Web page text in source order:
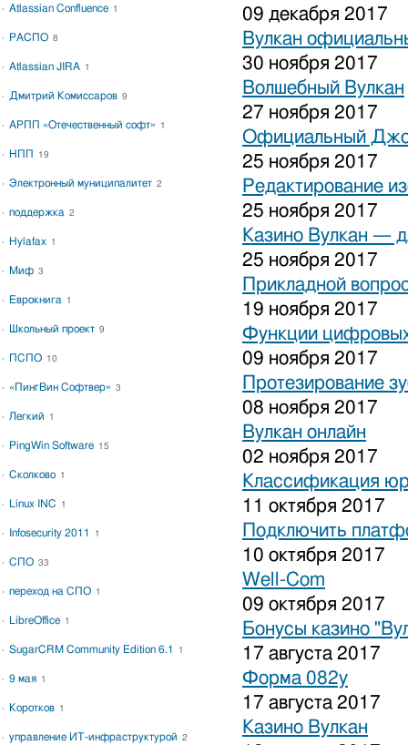
09 декабря 2017
Вулкан
30 ноября 2017
Волшебный Вулкан
27 ноября 2017
Официальный
25 ноября 2017
Редактирование
25 ноября 2017
Казино Вулкан —
25 ноября 2017
Прикладной
19 ноября 2017
Функции
09 ноября 2017
Протезирование
08 ноября 2017
Вулкан онлайн
02 ноября 2017
Классификация
11 октября 2017
Подключить
10 октября 2017
Well-Com
09 октября 2017
Бонусы казино
17 августа 2017
Форма 082у
17 августа 2017
Казино Вулкан
Atlassian Confluence 1
РАСПО 8
Atlassian JIRA 1
Дмитрий Комиссаров 9
АРПП «Отечественный софт» 1
НПП 19
Электронный муниципалитет 2
поддержка 2
Hylafax 1
Миф 3
Еврокнига 1
Школьный проект 9
ПСПО 10
«ПингВин Софтвер» 3
Легкий 1
PingWin Software 15
Сколково 1
Linux INC 1
Infosecurity 2011 1
СПО 33
переход на СПО 1
LibreOffice 1
SugarCRM Community Edition 6.1 1
9 мая 1
Коротков 1
управление ИТ-инфраструктурой 2